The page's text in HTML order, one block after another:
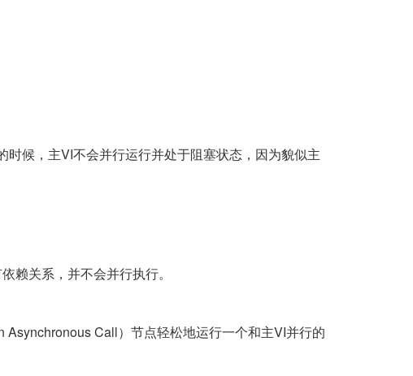
候，主VI不会并行运行并处于阻塞状态，因为貌似主
赖关系，并不会并行执行。
Asynchronous Call）节点轻松地运行一个和主VI并行的